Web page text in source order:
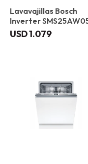
Lavavajillas Bosch
Inverter
12 servicios
USD1.079